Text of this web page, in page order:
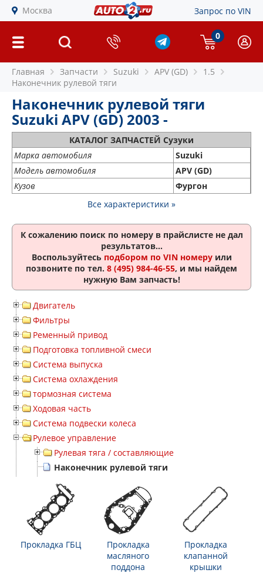
Москва Запрос по VIN
0
Главная Запчасти Suzuki APV (GD)
1.5
Наконечник рулевой тяги
Наконечник рулевой тяги
Suzuki APV (GD) 2003 -
КАТАЛОГ ЗАПЧАСТЕЙ Сузуки
Марка автомобиля
Suzuki
Модель автомобиля
APV (GD)
Кузов
Фургон
Все характеристики »
К сожалению поиск по номеру в прайслисте не дал
результатов...
Воспользуйтесь подбором по VIN номеруили
позвоните по тел. 8 (495) 984-46-55, и мы найдем
нужную Вам запчасть!
Двигатель
Фильтры
Ременный привод
Подготовка топливной смеси
Система выпуска
Система охлаждения
тормозная система
Ходовая часть
Система подвески колеса
Рулевое управление
Рулевая тяга / составляющие
Наконечник рулевой тяги
Прокладка ГБЦ
Прокладка
масляного
поддона
Прокладка
клапанной
крышки